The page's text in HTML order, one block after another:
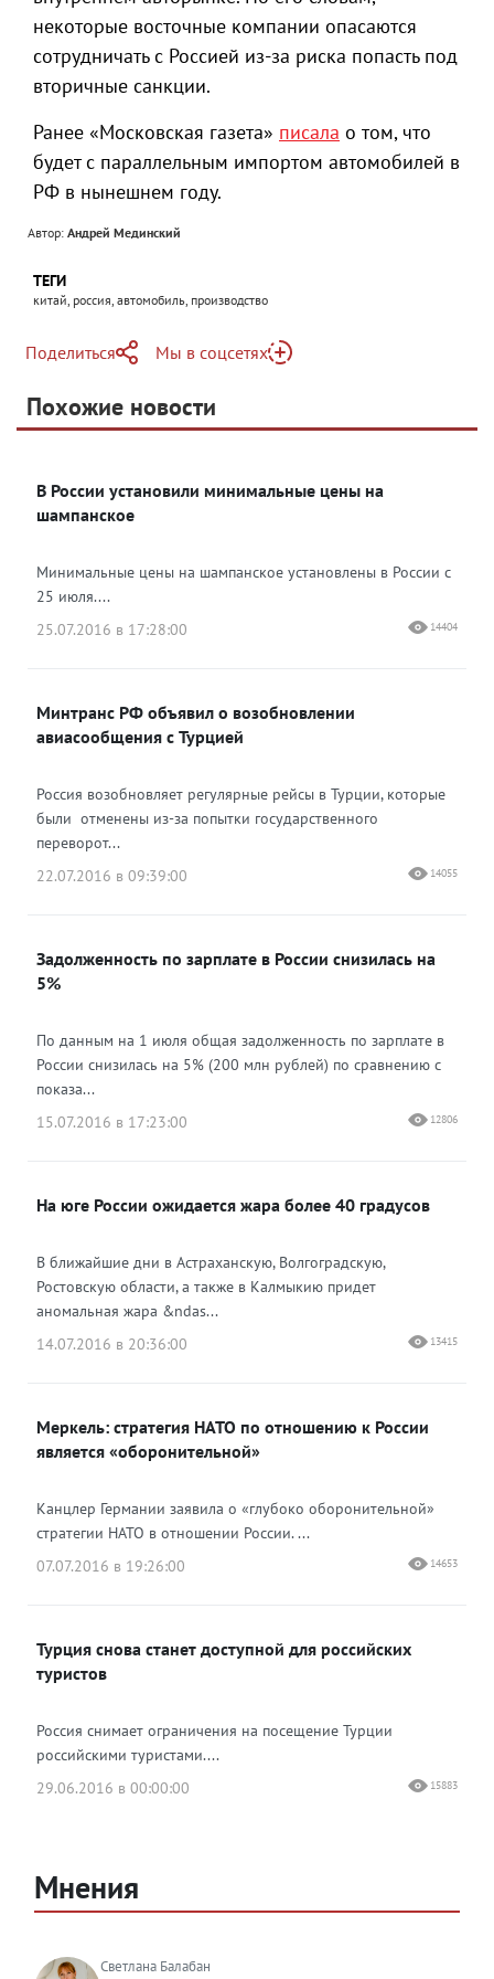
некоторые восточные компании опасаются
сотрудничать с Россией из-за риска попасть под
вторичные санкции.
Ранее «Московская газета» писала о том, что
будет с параллельным импортом автомобилей в
РФ в нынешнем году.
Автор: Андрей Мединский
ТЕГИ
китай, россия, автомобиль, производство
Поделиться
Telegram
Одноклассники
Мы в соцсетях
Яндекс Дзен
Похожие новости
В России установили минимальные цены на
шампанское
Минимальные цены на шампанское установлены в России с
25 июля....
25.07.2016 в 17:28:00
14404
Минтранс РФ объявил о возобновлении
авиасообщения с Турцией
Россия возобновляет регулярные рейсы в Турции, которые
были отменены из-за попытки государственного
переворот...
22.07.2016 в 09:39:00
14055
Задолженность по зарплате в России снизилась на
5%
По данным на 1 июля общая задолженность по зарплате в
России снизилась на 5% (200 млн рублей) по сравнению с
показа...
15.07.2016 в 17:23:00
12806
На юге России ожидается жара более 40 градусов
В ближайшие дни в Астраханскую, Волгоградскую,
Ростовскую области, а также в Калмыкию придет
аномальная жара &ndas...
14.07.2016 в 20:36:00
13415
Меркель: стратегия НАТО по отношению к России
является «оборонительной»
Канцлер Германии заявила о «глубоко оборонительной»
стратегии НАТО в отношении России. ...
07.07.2016 в 19:26:00
14653
Турция снова станет доступной для российских
туристов
Россия снимает ограничения на посещение Турции
российскими туристами....
29.06.2016 в 00:00:00
15883
Мнения
Светлана Балабан